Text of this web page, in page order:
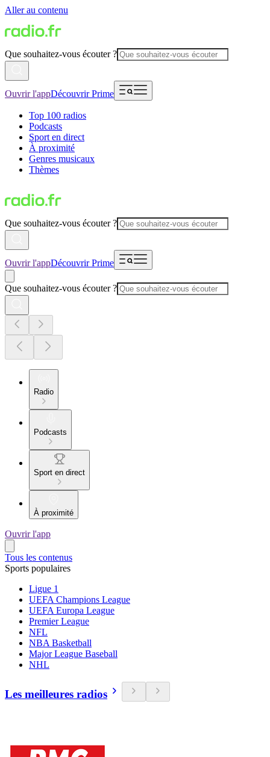
Aller au contenu
Que souhaitez-vous écouter ?
Ouvrir l'appDécouvrir Prime
Top 100 radios
Podcasts
Sport en direct
À proximité
Genres musicaux
Thèmes
Que souhaitez-vous écouter ?
Ouvrir l'appDécouvrir Prime
Que souhaitez-vous écouter ?
Radio
Podcasts
Sport en direct
À proximité
Ouvrir l'app
Tous les contenus
Sports populaires
Ligue 1
UEFA Champions League
UEFA Europa League
Premier League
NFL
NBA Basketball
Major League Baseball
NHL
Les meilleures radios